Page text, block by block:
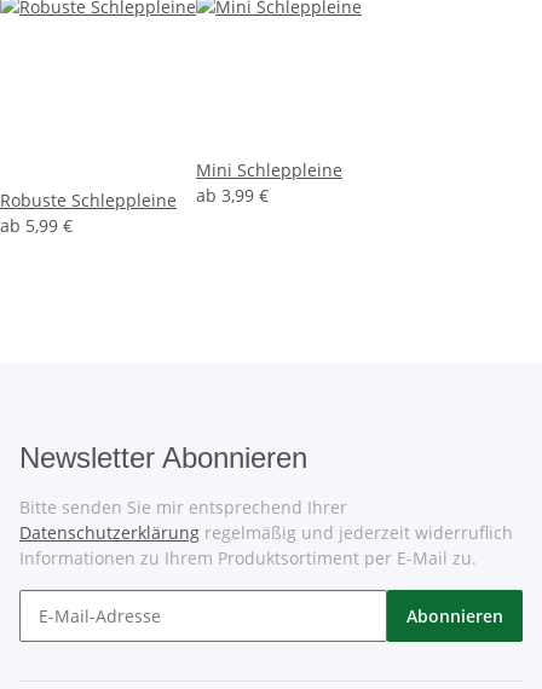
Robuste Schleppleine
ab 5,99 €
Mini Schleppleine
ab 3,99 €
Newsletter Abonnieren
Bitte senden Sie mir entsprechend Ihrer
Datenschutzerklärung regelmäßig und jederzeit widerruflich
Informationen zu Ihrem Produktsortiment per E-Mail zu.
Abonnieren